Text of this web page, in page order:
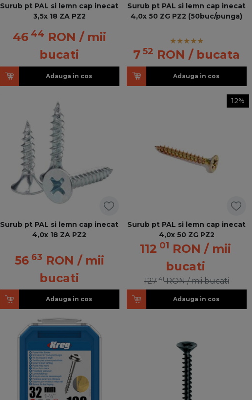
Surub pt PAL si lemn cap inecat
3,5x 18 ZA PZ2
46 44 RON / mii
bucati
Adauga in cos
Surub pt PAL si lemn cap inecat
4,0x 50 ZG PZ2 (50buc/punga)
7 52 RON / bucata
Adauga in cos
Surub pt PAL si lemn cap inecat
4,0x 18 ZA PZ2
56 63 RON / mii
bucati
Adauga in cos
12%
Surub pt PAL si lemn cap inecat
4,0x 50 ZG PZ2
112 01 RON / mii
bucati
12741 RON / mii bucati
Adauga in cos